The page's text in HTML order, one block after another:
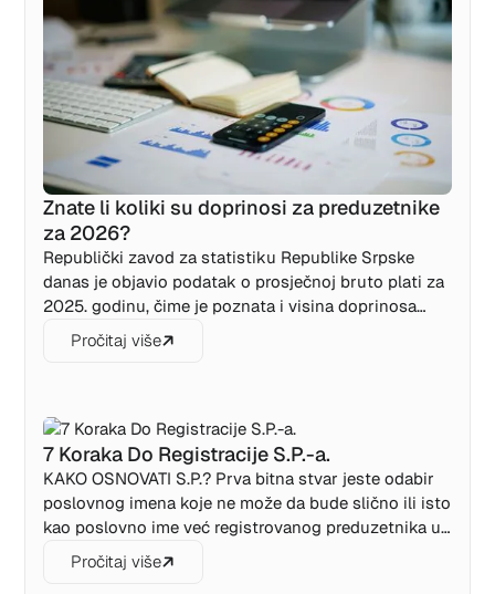
Znate li koliki su doprinosi za preduzetnike
za 2026?
Republički zavod za statistiku Republike Srpske
danas je objavio podatak o prosječnoj bruto plati za
2025. godinu, čime je poznata i visina doprinosa
koje će preduzetnici plaćati u 2026. godini.
Pročitaj više
7 Koraka Do Registracije S.P.-a.
KAKO OSNOVATI S.P.? Prva bitna stvar jeste odabir
poslovnog imena koje ne može da bude slično ili isto
kao poslovno ime već registrovanog preduzetnika u
tvojoj opštini . Okvirnu pretragu naziva možeš
obaviti na stranici APIF-a, gdje postoji baza svih
Pročitaj više